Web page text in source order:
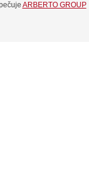
ARBERTO GROUP